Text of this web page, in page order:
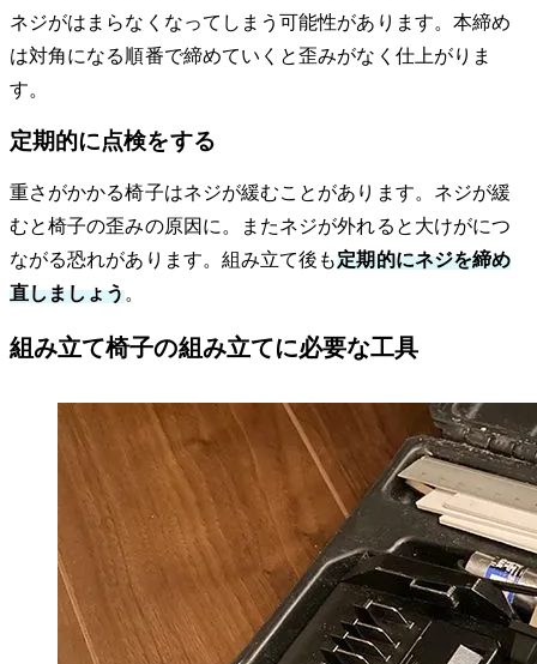
ネジがはまらなくなってしまう可能性があります。本締め
は対角になる順番で締めていくと歪みがなく仕上がりま
す。
定期的に点検をする
重さがかかる椅子はネジが緩むことがあります。ネジが緩
むと椅子の歪みの原因に。またネジが外れると大けがにつ
ながる恐れがあります。組み立て後も定期的にネジを締め
直しましょう。
組み立て椅子の組み立てに必要な工具